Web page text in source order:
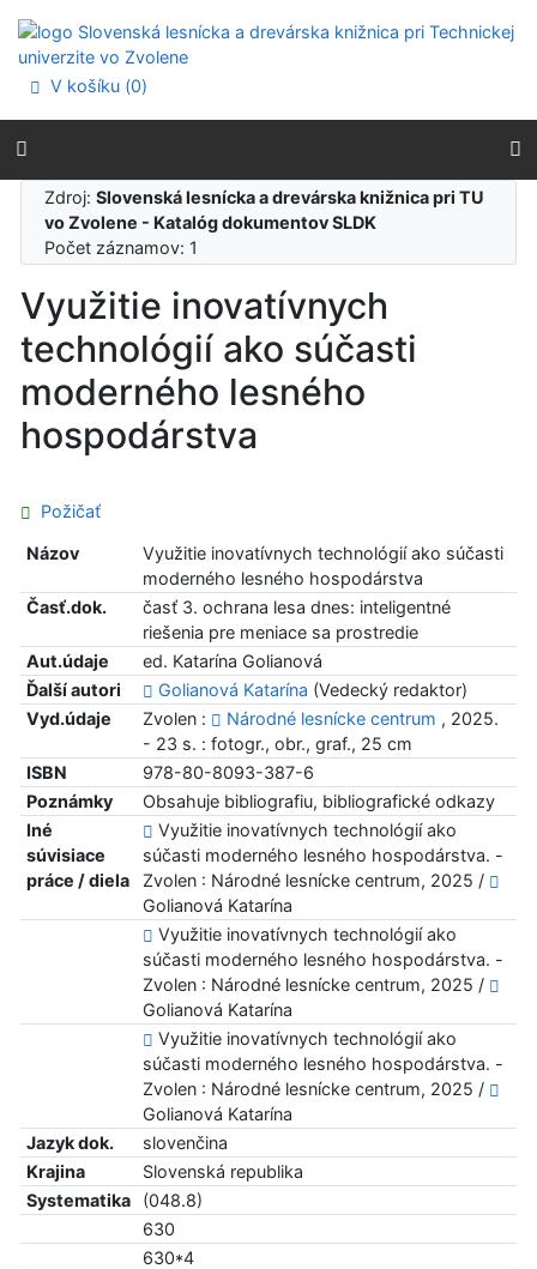
Prejsť na menu
Prehlásenie o webovej prístupnosti
V košíku (0)
Zdroj:Slovenská lesnícka a drevárska knižnica pri TU
vo Zvolene - Katalóg dokumentov SLDK
Počet záznamov: 1
Využitie inovatívnych
technológií ako súčasti
moderného lesného
hospodárstva
Požičať
Názov
Využitie inovatívnych technológií ako súčasti
moderného lesného hospodárstva
Časť.dok.
časť 3. ochrana lesa dnes: inteligentné
riešenia pre meniace sa prostredie
Aut.údaje
ed. Katarína Golianová
Ďalší autori
Golianová Katarína (Vedecký redaktor)
Vyd.údaje
Zvolen : Národné lesnícke centrum , 2025.
- 23 s. : fotogr., obr., graf., 25 cm
ISBN
978-80-8093-387-6
Poznámky
Obsahuje bibliografiu, bibliografické odkazy
Iné
súvisiace
práce / diela
Využitie inovatívnych technológií ako
súčasti moderného lesného hospodárstva. -
Zvolen : Národné lesnícke centrum, 2025 /
Golianová Katarína
Využitie inovatívnych technológií ako
súčasti moderného lesného hospodárstva. -
Zvolen : Národné lesnícke centrum, 2025 /
Golianová Katarína
Využitie inovatívnych technológií ako
súčasti moderného lesného hospodárstva. -
Zvolen : Národné lesnícke centrum, 2025 /
Golianová Katarína
Jazyk dok.
slovenčina
Krajina
Slovenská republika
Systematika
(048.8)
630
630*4